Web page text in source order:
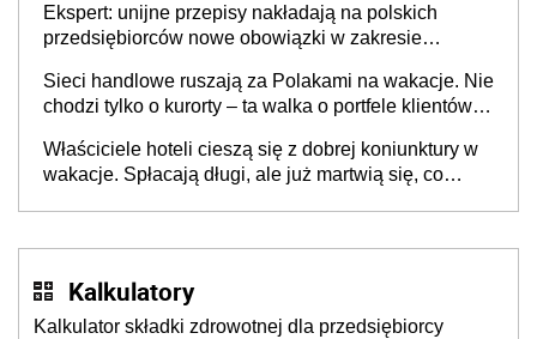
Ekspert: unijne przepisy nakładają na polskich
przedsiębiorców nowe obowiązki w zakresie
Sieci handlowe ruszają za Polakami na wakacje. Nie
chodzi tylko o kurorty – ta walka o portfele klientów
cichu
Właściciele hoteli cieszą się z dobrej koniunktury w
wakacje. Spłacają długi, ale już martwią się, co
Kalkulatory
Kalkulator składki zdrowotnej dla przedsiębiorcy